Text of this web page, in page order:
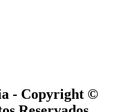
- Copyright ©